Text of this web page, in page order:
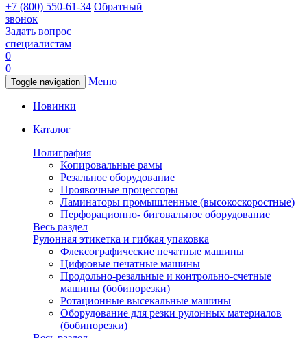
+7 (800) 550-61-34 Обратный
звонок
Задать вопрос
специалистам
0
0
Toggle navigation Меню
Новинки
Каталог
Полиграфия
Копировальные рамы
Резальное оборудование
Проявочные процессоры
Ламинаторы промышленные (высокоскоростные)
Перфорационно- биговальное оборудование
Весь раздел
Рулонная этикетка и гибкая упаковка
Флексографические печатные машины
Цифровые печатные машины
Продольно-резальные и контрольно-счетные
машины (бобинорезки)
Ротационные высекальные машины
Оборудование для резки рулонных материалов
(бобинорезки)